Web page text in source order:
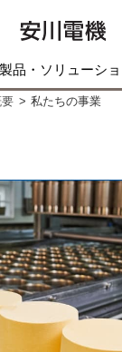
製品・ソリューシ
> 私たちの事業